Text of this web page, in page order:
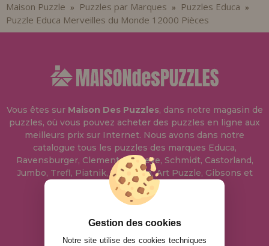
Maison Puzzle » Puzzles par Marques » Puzzles Educa »
Puzzle Educa Merveilles du Monde 12000 Pièces
Vous êtes sur Maison Des Puzzles, dans notre magasin de
puzzles, où vous pouvez acheter des puzzles en ligne aux
meilleurs prix sur Internet. Nous avons dans notre
catalogue tous les puzzles des marques Educa,
Ravensburger, Clementoni, Heye, Schmidt, Castorland,
Jumbo, Trefl, Piatnik, Anatolian, Art Puzzle, Gibsons et
bien d'autres.
info@maisondespuzzles.fr
Gestion des cookies
Notre site utilise des cookies techniques